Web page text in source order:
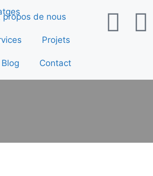
propos de nous
Projets
Blog Contact